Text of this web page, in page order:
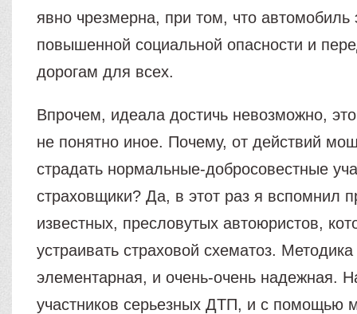
явно чрезмерна, при том, что автомобиль
повышенной социальной опасности и
дорогам для всех.
Впрочем, идеала достичь невозможно,
не понятно иное. Почему, от действий
страдать нормальные-добросовестные
страховщики? Да, в этот раз я вспомнил
известных, пресловутых автоюристов,
устраивать страховой схематоз.
элементарная, и очень-очень надежная.
участников серьезных ДТП, и с помощью